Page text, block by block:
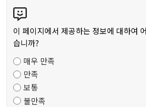
저
작
물
텐
츠
만
도
조
사
이 페이지에서 제공하는 정보에 대하여
습니까?
매우 만족
만족
보통
불만족